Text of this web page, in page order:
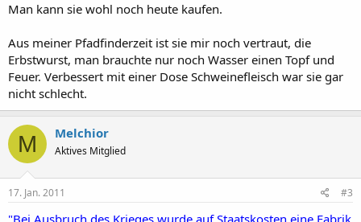
Man kann sie wohl noch heute kaufen.
Aus meiner Pfadfinderzeit ist sie mir noch vertraut, die
Erbstwurst, man brauchte nur noch Wasser einen Topf und
Feuer. Verbessert mit einer Dose Schweinefleisch war sie gar
nicht schlecht.
M Melchior
Aktives Mitglied
17. Jan. 2011 #3
"Bei Ausbruch des Krieges wurde auf Staatskosten eine Fabrik